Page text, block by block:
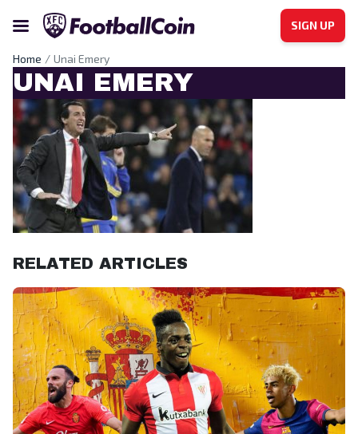
SIGN UP
Home Unai Emery
UNAI EMERY
RELATED ARTICLES